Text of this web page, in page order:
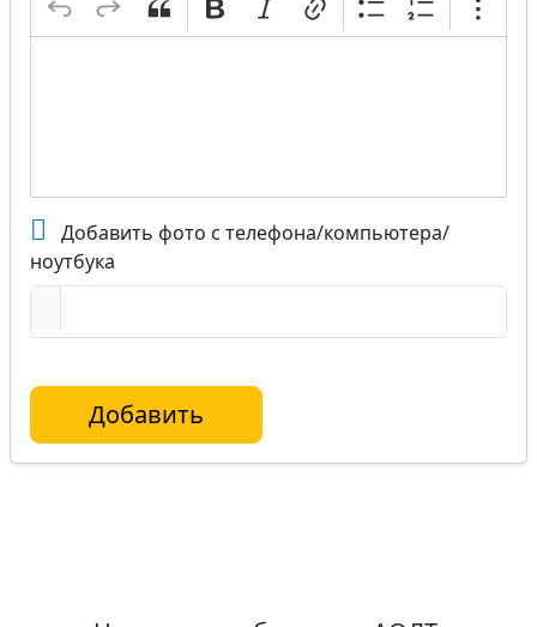
Добавить фото с телефона/компьютера/
ноутбука
Добавить